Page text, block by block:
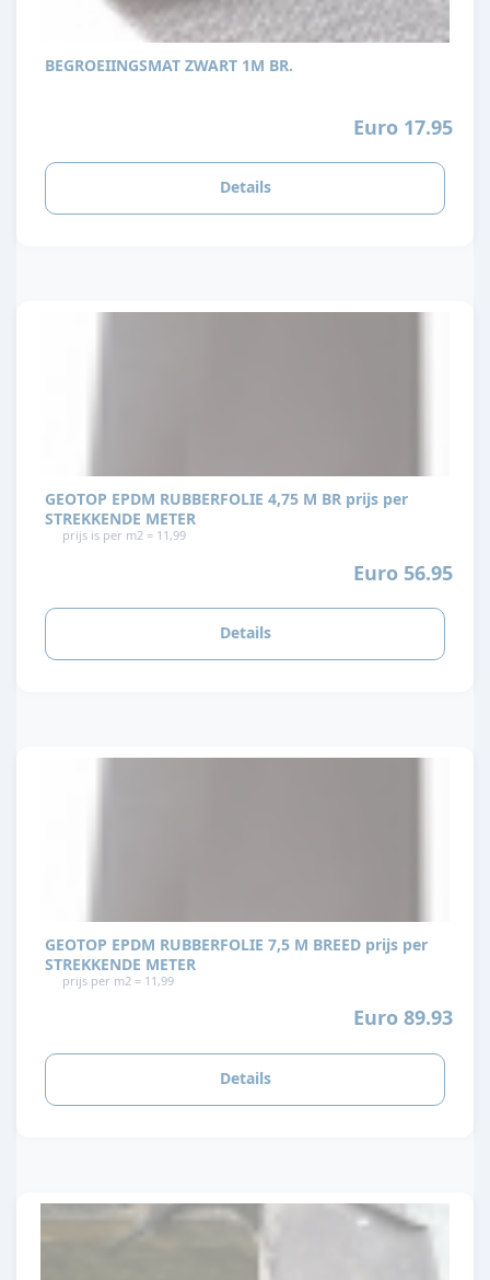
BEGROEIINGSMAT ZWART 1M BR.
Euro 17.95
Details
GEOTOP EPDM RUBBERFOLIE 4,75 M BR prijs per
STREKKENDE METER
prijs is per m2 = 11,99
Euro 56.95
Details
GEOTOP EPDM RUBBERFOLIE 7,5 M BREED prijs per
STREKKENDE METER
prijs per m2 = 11,99
Euro 89.93
Details